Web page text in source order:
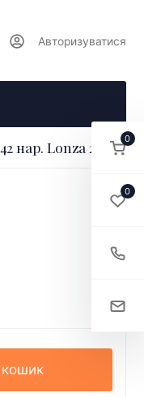
Авторизуватися
нар. Lonza 2142530
0